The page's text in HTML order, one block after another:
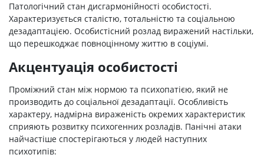
Патологічний стан дисгармонійності особистості.
Характеризується сталістю, тотальністю та соціальною
дезадаптацією. Особистісний розлад виражений настільки,
що перешкоджає повноцінному життю в соціумі.
Акцентуація особистості
Проміжний стан між нормою та психопатією, який не
производить до соціальної дезадаптації. Особливість
характеру, надмірна вираженість окремих характеристик
сприяють розвитку психогенних розладів. Панічні атаки
найчастіше спостерігаються у людей наступних
психотипів: